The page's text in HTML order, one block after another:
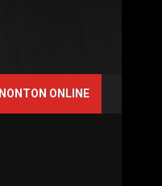
NONTON ONLINE